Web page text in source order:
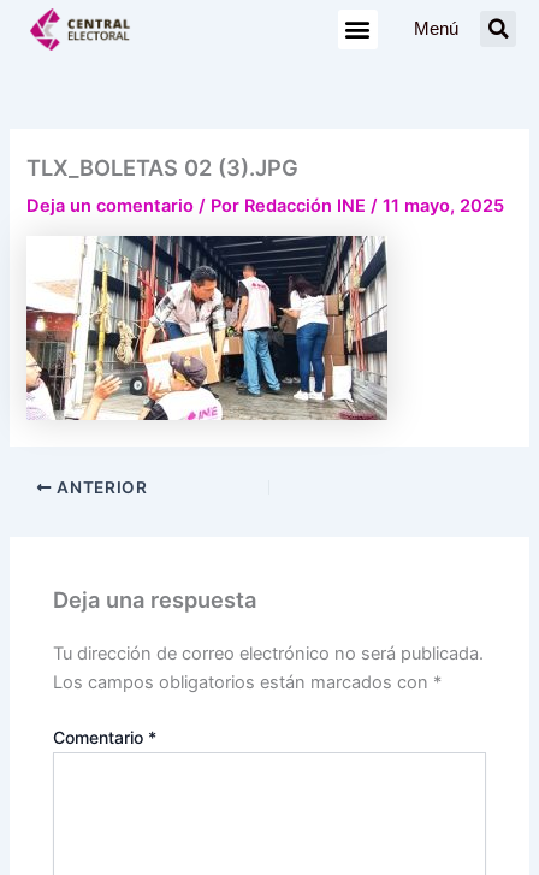
Menú
TLX_BOLETAS 02 (3).JPG
Deja un comentario / Por Redacción INE/11 mayo, 2025
ANTERIOR
Deja una respuesta
Tu dirección de correo electrónico no será publicada.
Los campos obligatorios están marcados con *
Comentario *